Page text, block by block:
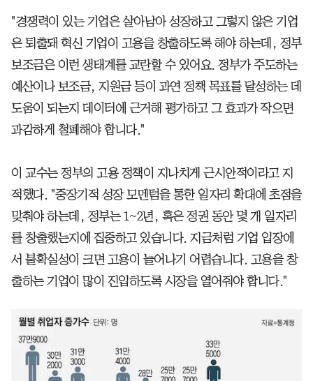
"경쟁력이 있는 기업은 살아남아 성장하고 그렇지 않은 기업
은 퇴출돼 혁신 기업이 고용을 창출하도록 해야 하는데, 정부
보조금은 이런 생태계를 교란할 수 있어요. 정부가 주도하는
예산이나 보조금, 지원금 등이 과연 정책 목표를 달성하는 데
도움이 되는지 데이터에 근거해 평가하고 그 효과가 작으면
과감하게 철폐해야 합니다."
이 교수는 정부의 고용 정책이 지나치게 근시안적이라고 지
적했다. "중장기적 성장 모멘텀을 통한 일자리 확대에 초점을
맞춰야 하는데, 정부는 1~2년, 혹은 정권 동안 몇 개 일자리
를 창출했는지에 집중하고 있습니다. 지금처럼 기업 입장에
서 불확실성이 크면 고용이 늘어나기 어렵습니다. 고용을 창
출하는 기업이 많이 진입하도록 시장을 열어줘야 합니다."